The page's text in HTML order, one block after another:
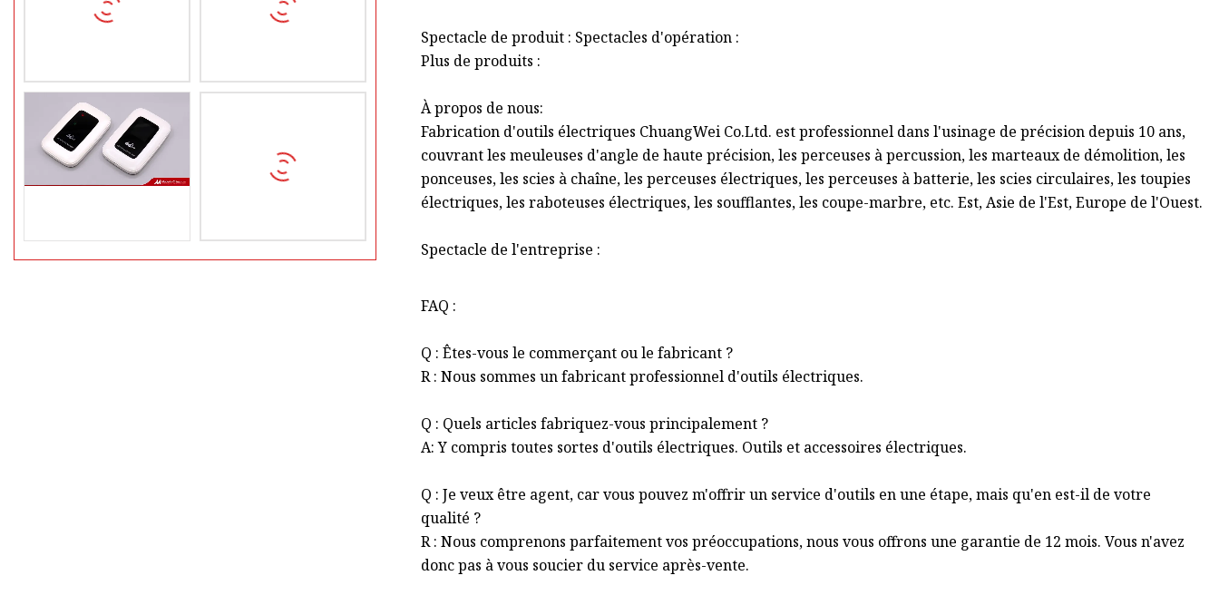
Spectacle de produit : Spectacles d'opération :
Plus de produits :
À propos de nous:
Fabrication d'outils électriques ChuangWei Co.Ltd. est professionnel dans l'usinage de précision depuis 10 ans,
couvrant les meuleuses d'angle de haute précision, les perceuses à percussion, les marteaux de démolition, les
ponceuses, les scies à chaîne, les perceuses électriques, les perceuses à batterie, les scies circulaires, les toupies
électriques, les raboteuses électriques, les soufflantes, les coupe-marbre, etc. Est, Asie de l'Est, Europe de l'Ouest.
Spectacle de l'entreprise :
FAQ :
Q : Êtes-vous le commerçant ou le fabricant ?
R : Nous sommes un fabricant professionnel d'outils électriques.
Q : Quels articles fabriquez-vous principalement ?
A: Y compris toutes sortes d'outils électriques. Outils et accessoires électriques.
Q : Je veux être agent, car vous pouvez m'offrir un service d'outils en une étape, mais qu'en est-il de votre
qualité ?
R : Nous comprenons parfaitement vos préoccupations, nous vous offrons une garantie de 12 mois. Vous n'avez
donc pas à vous soucier du service après-vente.